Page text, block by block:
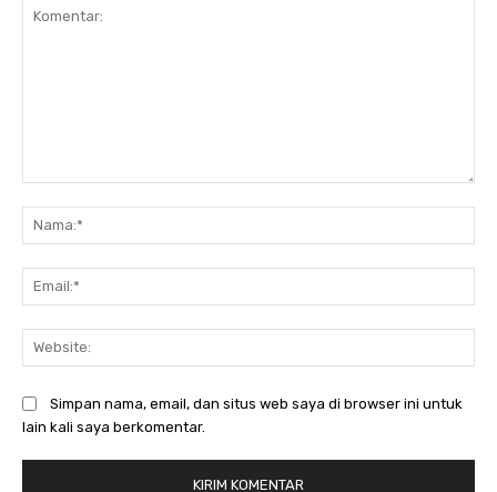
Simpan nama, email, dan situs web saya di browser ini untuk
lain kali saya berkomentar.